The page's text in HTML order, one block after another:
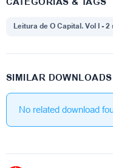
Leitura de O Capital. Vol I -
SIMILAR DOWNLOADS
No related download